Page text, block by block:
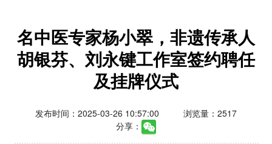
名中医专家杨小翠，非遗传承人
胡银芬、刘永键工作室签约聘任
及挂牌仪式
发布时间：2025-03-26 10:57:00
浏览量：2517
分享：